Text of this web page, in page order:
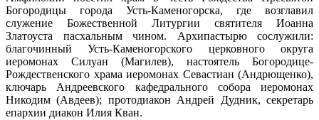
Богородицы города Усть-Каменогорска, где возглавил
служение Божественной Литургии святителя Иоанна
Златоуста пасхальным чином. Архипастырю сослужили:
благочинный Усть-Каменогорского церковного округа
иеромонах Силуан (Магилев), настоятель Богородице-
Рождественского храма иеромонах Севастиан (Андрющенко),
ключарь Андреевского кафедрального собора иеромонах
Никодим (Авдеев); протодиакон Андрей Дудник, секретарь
епархии диакон Илия Кван.